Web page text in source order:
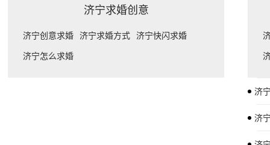
济宁求婚创意
济宁创意求婚 济宁求婚方式 济宁快闪求婚
济宁怎么求婚
济
济